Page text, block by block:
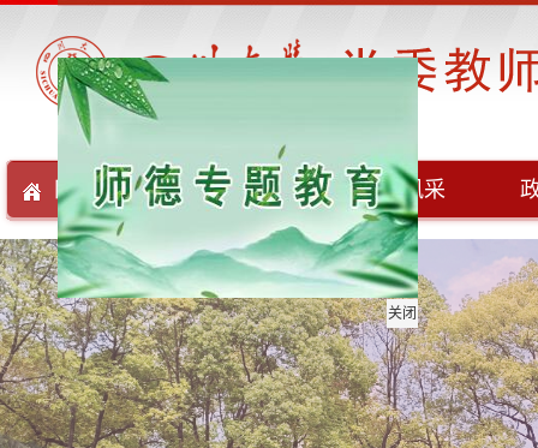
关闭
网站首页 部门简介 基层风采